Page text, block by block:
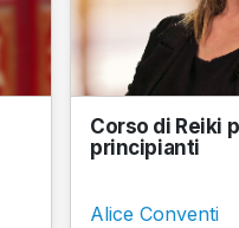
Corso di Reiki
principianti
Alice Conventi